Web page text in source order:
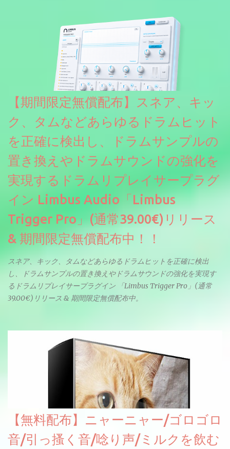
えるようになっています。総容量も7GBを超えます。複数の設定に
より音色が作りこまれているため、あらかじめアルペジオがプロ
グラムされているプリセットも多いですが、アルペジオを切るこ
とももちろんできます。 ほとんどのシンセライブラリは、音を一
度サンプリングしてベロシティで音量を調整します。 しかし、
ELYSIONは違います。ビンテージシンセを含む様々な音源から、
複数のベロシティレイヤーにわたって録音し、各レイヤーを整形
することで、弱く演奏した場合と強く演奏した場合で、全く異な
る音色が得られます。単に音量を変えただけの同じ音ではありま
せん。
【期間限定無償配布】スネア、キッ
ク、タムなどあらゆるドラムヒット
を正確に検出し、ドラムサンプルの
置き換えやドラムサウンドの強化を
実現するドラムリプレイサープラグ
イン Limbus Audio「Limbus
Trigger Pro」(通常39.00€)リリース
& 期間限定無償配布中！！
スネア、キック、タムなどあらゆるドラムヒットを正確に検出
し、ドラムサンプルの置き換えやドラムサウンドの強化を実現す
るドラムリプレイサープラグイン 「Limbus Trigger Pro」(通常
39.00€)リリース & 期間限定無償配布中。
【無料配布】ニャーニャー/ゴロゴロ
音/引っ搔く音/唸り声/ミルクを飲む